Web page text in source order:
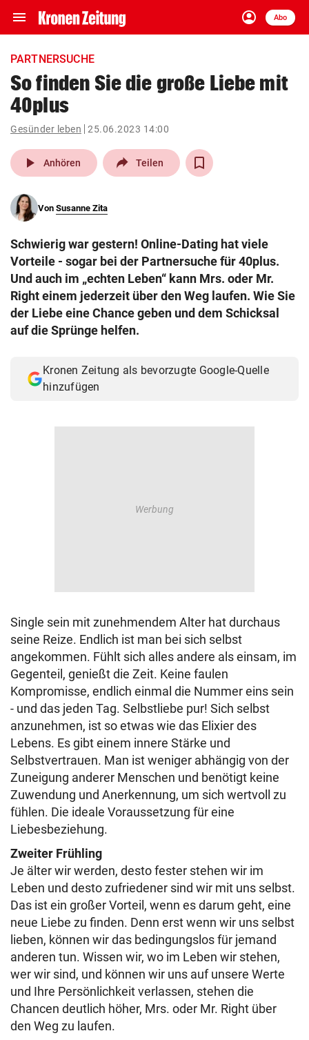
menu Navigation
ein-/ausklappen
account_circle
Anmelden
Abo
close Schließen
account_circle Anmelden
pin_drop
Wien arrow_right
search
eingeben
© Krone Multimedia GmbH & Co KG 2026
Muthgasse 2, 1190 Wien
PARTNERSUCHE
So finden Sie die große Liebe mit
40plus
Gesünder leben 25.06.2023 14:00
play_arrow Anhören Teilen
Von Susanne Zita
Schwierig war gestern! Online-Dating hat viele
Vorteile - sogar bei der Partnersuche für 40plus.
Und auch im „echten Leben“ kann Mrs. oder Mr.
Right einem jederzeit über den Weg laufen. Wie Sie
der Liebe eine Chance geben und dem Schicksal
auf die Sprünge helfen.
Kronen Zeitung als bevorzugte Google-Quelle
hinzufügen
Single sein mit zunehmendem Alter hat durchaus
seine Reize. Endlich ist man bei sich selbst
angekommen. Fühlt sich alles andere als einsam, im
Gegenteil, genießt die Zeit. Keine faulen
Kompromisse, endlich einmal die Nummer eins sein
- und das jeden Tag. Selbstliebe pur! Sich selbst
anzunehmen, ist so etwas wie das Elixier des
Lebens. Es gibt einem innere Stärke und
Selbstvertrauen. Man ist weniger abhängig von der
Zuneigung anderer Menschen und benötigt keine
Zuwendung und Anerkennung, um sich wertvoll zu
fühlen. Die ideale Voraussetzung für eine
Liebesbeziehung.
Zweiter Frühling
Je älter wir werden, desto fester stehen wir im
Leben und desto zufriedener sind wir mit uns selbst.
Das ist ein großer Vorteil, wenn es darum geht, eine
neue Liebe zu finden. Denn erst wenn wir uns selbst
lieben, können wir das bedingungslos für jemand
anderen tun. Wissen wir, wo im Leben wir stehen,
wer wir sind, und können wir uns auf unsere Werte
und Ihre Persönlichkeit verlassen, stehen die
Chancen deutlich höher, Mrs. oder Mr. Right über
den Weg zu laufen.